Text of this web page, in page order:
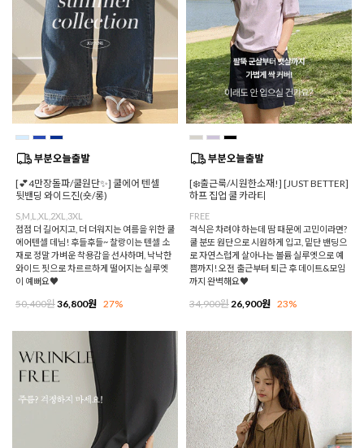
[💕4만장돌파/쿨원단✨] 쿨에어 텐셀
뒷밴딩 와이드진(숏/롱)
S,M,L,XL,2XL,3XL
점점 더 길어지고, 더 더워지는 여름을 위한 쿨
에어텐셀 데님! 후들후들~ 찰랑이는 텐셀 소
재로 정말 가벼운 착용감을 선사하며, 낙낙한
와이드 핏으로 차르르하게 떨어지는 실루엣
이 예뻐요♥
50,400원36,800원 27%
[❄️출근룩/시원한소재!] [JUST BETTER]
하프 집업 쿨 카라티
FREE
격식은 차려야 하는데 땀 때문에 고민이라면?
쿨 분또 원단으로 시원하게 입고, 밑단 밴딩으
로 자연스럽게 살아나는 볼륨 실루엣으로 예
쁨까지! 오전 출근부터 퇴근 후 데이트&모임
까지 완벽해요♥
34,900원 26,900원 23%